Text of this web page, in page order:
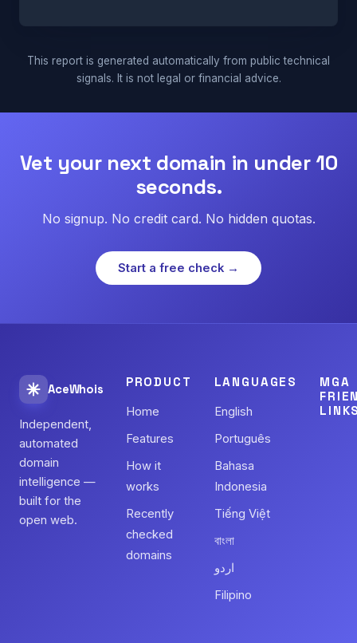
This report is generated automatically from public technical
signals. It is not legal or financial advice.
Vet your next domain in under 10
seconds.
No signup. No credit card. No hidden quotas.
Start a free check →
AceWhois
Independent,
automated
domain
intelligence —
built for the
open web.
PRODUCT
Home
Features
How it
works
Recently
checked
domains
LANGUAGES
English
Português
Bahasa
Indonesia
Tiếng Việt
বাংলা
اردو
Filipino
MGA